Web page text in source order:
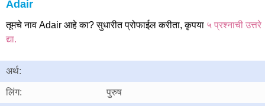
Adair
तूमचे नाव Adair आहे का? सुधारीत प्रोफाईल करीता, कृपया ५ प्रश्नाची उत्तरे
द्या.
अर्थ:
लिंग: पुरुष